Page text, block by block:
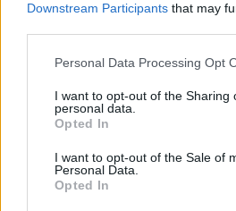
Downstream Participants that may
Personal Data Processing Opt
I want to opt-out of the Sharing
personal data.
Opted In
I want to opt-out of the Sale of
Personal Data.
Opted In
46,301 Rajongók
13,262 Követő